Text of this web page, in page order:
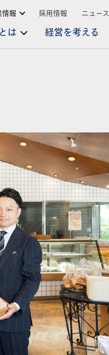
は 経営を考える
情報 採用情報 ニュース